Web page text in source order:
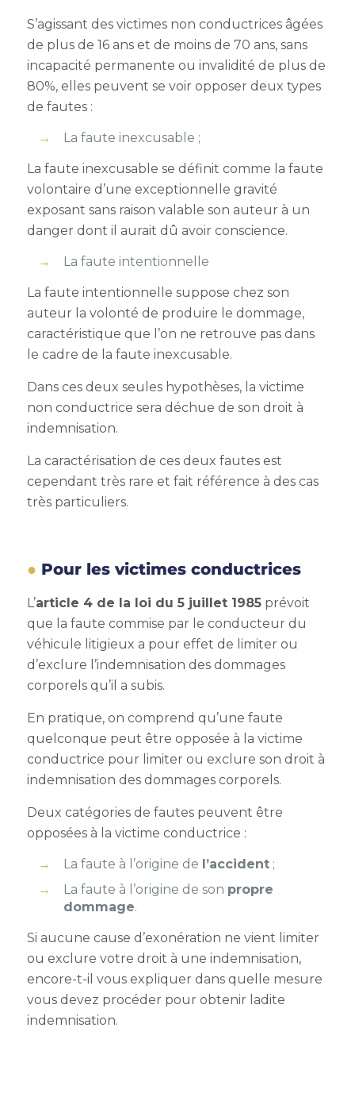
S’agissant des victimes non conductrices âgées
de plus de 16 ans et de moins de 70 ans, sans
incapacité permanente ou invalidité de plus de
80%, elles peuvent se voir opposer deux types
de fautes :
La faute inexcusable ;
La faute inexcusable se définit comme la faute
volontaire d’une exceptionnelle gravité
exposant sans raison valable son auteur à un
danger dont il aurait dû avoir conscience.
La faute intentionnelle
La faute intentionnelle suppose chez son
auteur la volonté de produire le dommage,
caractéristique que l’on ne retrouve pas dans
le cadre de la faute inexcusable.
Dans ces deux seules hypothèses, la victime
non conductrice sera déchue de son droit à
indemnisation.
La caractérisation de ces deux fautes est
cependant très rare et fait référence à des cas
très particuliers.
Pour les victimes conductrices
L’article 4 de la loi du 5 juillet 1985prévoit
que la faute commise par le conducteur du
véhicule litigieux a pour effet de limiter ou
d’exclure l’indemnisation des dommages
corporels qu’il a subis.
En pratique, on comprend qu’une faute
quelconque peut être opposée à la victime
conductrice pour limiter ou exclure son droit à
indemnisation des dommages corporels.
Deux catégories de fautes peuvent être
opposées à la victime conductrice :
La faute à l’origine de l’accident;
La faute à l’origine de son propre
dommage.
Si aucune cause d’exonération ne vient limiter
ou exclure votre droit à une indemnisation,
encore-t-il vous expliquer dans quelle mesure
vous devez procéder pour obtenir ladite
indemnisation.